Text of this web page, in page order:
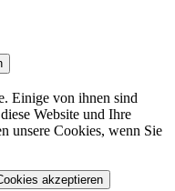
Einige von ihnen sind
Website und Ihre
unsere Cookies, wenn Sie
akzeptieren